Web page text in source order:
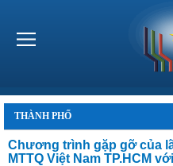
THÀNH PHỐ
Chương trình gặp gỡ của
MTTQ Việt Nam TP.HCM